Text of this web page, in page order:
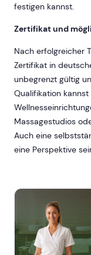
festigen kannst.
Zertifikat und
Nach erfolgreicher
Zertifikat in
unbegrenzt gültig
Qualifikation
Massagestudios
Auch eine
eine Perspektive